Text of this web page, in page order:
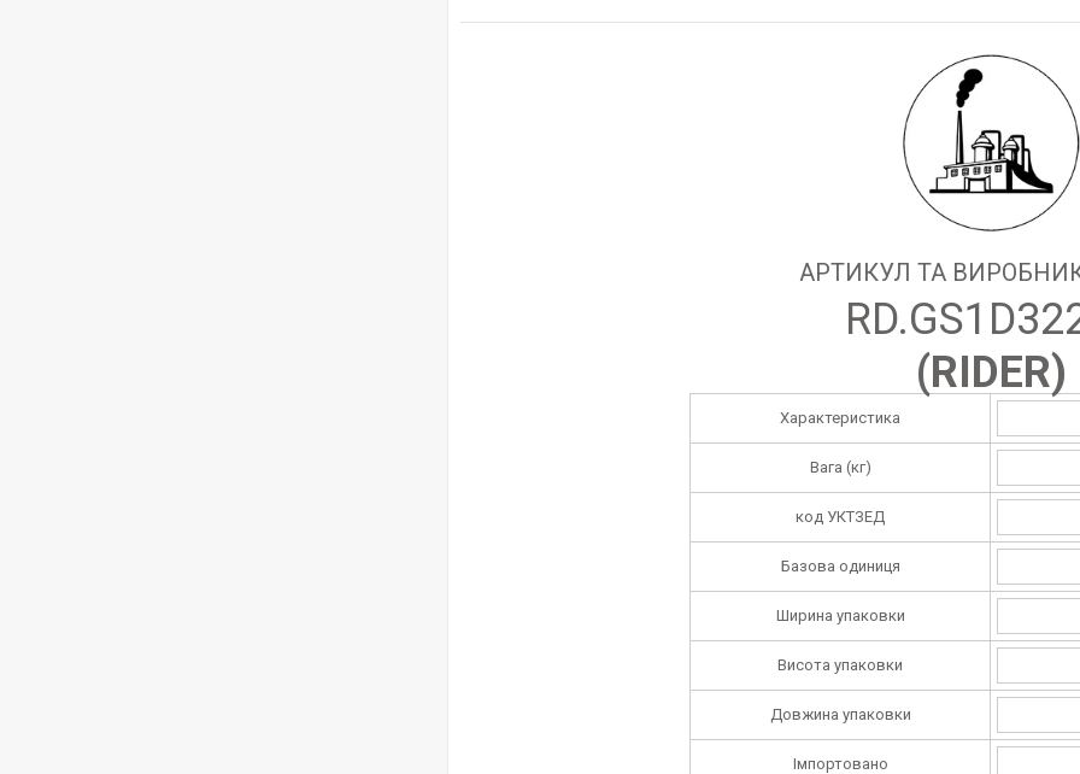
АРТИКУЛ ТА
(RIDER)
Характеристика
Вага (кг)
код УКТЗЕД
Базова одиниця
Ширина упаковки
Висота упаковки
Довжина упаковки
Імпортовано